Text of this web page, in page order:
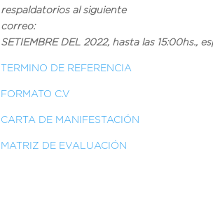
respaldatorios al siguiente
correo:
SETIEMBRE DEL 2022, hasta las 15:00hs.,
TERMINO DE REFERENCIA
FORMATO C.V
CARTA DE MANIFESTACIÓN
MATRIZ DE EVALUACIÓN